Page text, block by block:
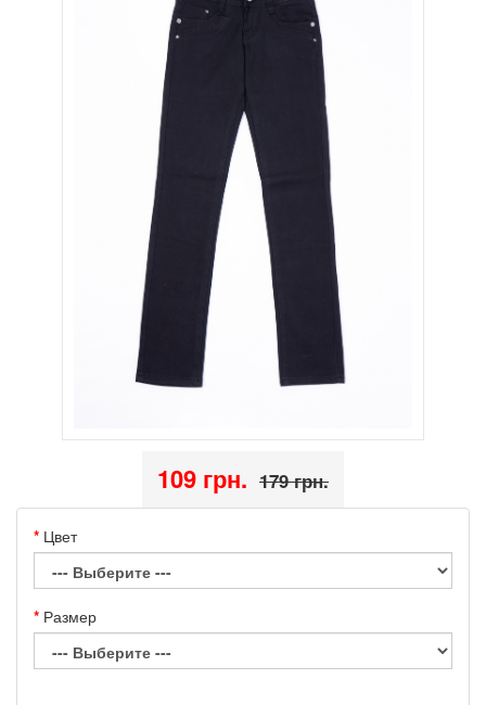
109 грн. 179 грн.
Цвет
Размер